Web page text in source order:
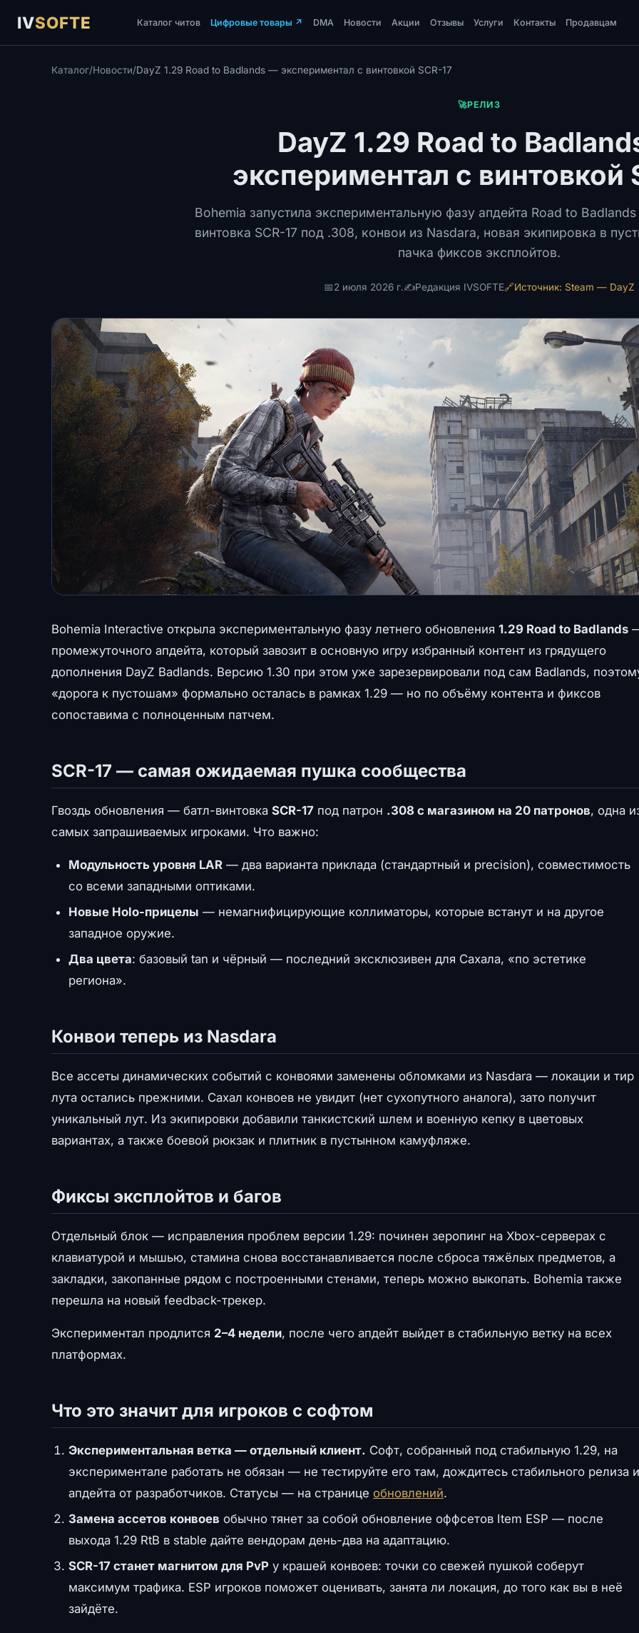
IVSOFTE Каталог читов Цифровые товары ↗ DMA Новости Акции Отзывы Услуги Контакты Продавцам
Каталог/Новости/DayZ 1.29 Road to Badlands — экспериментал с винтовкой SCR-17
🚀РЕЛИЗ
DayZ 1.29 Road to
экспериментал с винтовкой
Bohemia запустила экспериментальную фазу апдейта Road to
винтовка SCR-17 под .308, конвои из Nasdara, новая экипировка в
пачка фиксов эксплойтов.
📅2 июля 2026 г.✍️Редакция IVSOFTE🔗Источник: Steam — DayZ
Bohemia Interactive открыла экспериментальную фазу летнего обновления 1.29 Road to Badlands
промежуточного апдейта, который завозит в основную игру избранный контент из грядущего
дополнения DayZ Badlands. Версию 1.30 при этом уже зарезервировали под сам Badlands,
«дорога к пустошам» формально осталась в рамках 1.29 — но по объёму контента и фиксов
сопоставима с полноценным патчем.
SCR-17 — самая ожидаемая пушка сообщества
Гвоздь обновления — батл-винтовка SCR-17 под патрон .308 с магазином на 20 патронов, одна
самых запрашиваемых игроками. Что важно:
Модульность уровня LAR — два варианта приклада (стандартный и precision), совместимость
со всеми западными оптиками.
Новые Holo-прицелы — немагнифицирующие коллиматоры, которые встанут и на другое
западное оружие.
Два цвета: базовый tan и чёрный — последний эксклюзивен для Сахала, «по эстетике
региона».
Конвои теперь из Nasdara
Все ассеты динамических событий с конвоями заменены обломками из Nasdara — локации и тир
лута остались прежними. Сахал конвоев не увидит (нет сухопутного аналога), зато получит
уникальный лут. Из экипировки добавили танкистский шлем и военную кепку в цветовых
вариантах, а также боевой рюкзак и плитник в пустынном камуфляже.
Фиксы эксплойтов и багов
Отдельный блок — исправления проблем версии 1.29: починен зеропинг на Xbox-серверах с
клавиатурой и мышью, стамина снова восстанавливается после сброса тяжёлых предметов, а
закладки, закопанные рядом с построенными стенами, теперь можно выкопать. Bohemia также
перешла на новый feedback-трекер.
Экспериментал продлится 2–4 недели, после чего апдейт выйдет в стабильную ветку на всех
платформах.
Что это значит для игроков с софтом
Экспериментальная ветка — отдельный клиент. Софт, собранный под стабильную 1.29, на
экспериментале работать не обязан — не тестируйте его там, дождитесь стабильного релиза и
апдейта от разработчиков. Статусы — на странице обновлений.
Замена ассетов конвоев обычно тянет за собой обновление оффсетов Item ESP — после
выхода 1.29 RtB в stable дайте вендорам день-два на адаптацию.
SCR-17 станет магнитом для PvP у крашей конвоев: точки со свежей пушкой соберут
максимум трафика. ESP игроков поможет оценивать, занята ли локация, до того как вы в неё
зайдёте.